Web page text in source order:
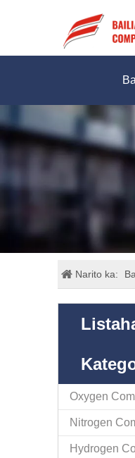
Narito ka:
Oxygen
Nitrogen
Hydrogen